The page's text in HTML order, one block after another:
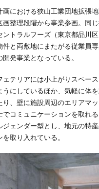
画における狭山工業団地拡張
画整理段階から事業参画。同
ントラルフーズ（東京都品川
件と両敷地にまたがる従業員
発事業となっている。
ェテリアには小上がりスペー
うにしているほか、気軽に体
り、壁に施設周辺のエリアマ
でコミュニケーションを取れる
ジェンダー型とし、地元の特
取り入れている。